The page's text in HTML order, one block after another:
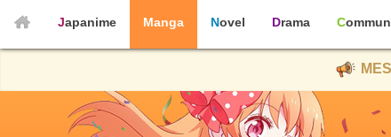
Japanime Manga Novel Drama